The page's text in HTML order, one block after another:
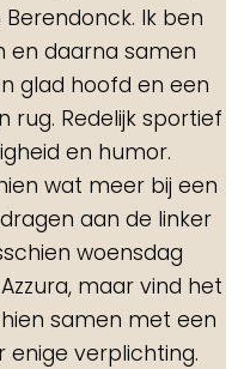
Ik ben
en daarna samen
glad hoofd en een
rug. Redelijk sportief
en humor.
wat meer bij een
aan de linker
woensdag
maar vind het
samen met een
enige verplichting.